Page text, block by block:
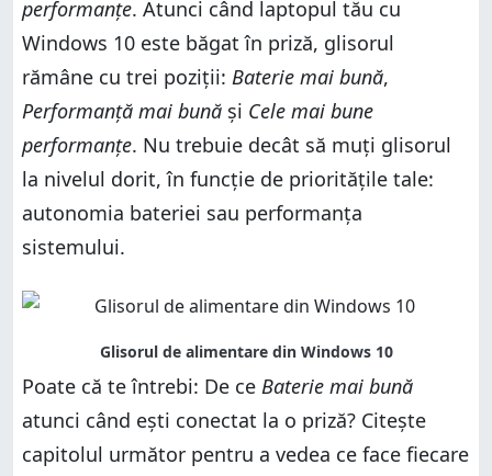
performanțe. Atunci când laptopul tău cu
Windows 10 este băgat în priză, glisorul
rămâne cu trei poziții: Baterie mai bună,
Performanță mai bună și Cele mai bune
performanțe. Nu trebuie decât să muți glisorul
la nivelul dorit, în funcție de prioritățile tale:
autonomia bateriei sau performanța
sistemului.
Poate că te întrebi: De ce Baterie mai bună
atunci când ești conectat la o priză? Citește
capitolul următor pentru a vedea ce face fiecare